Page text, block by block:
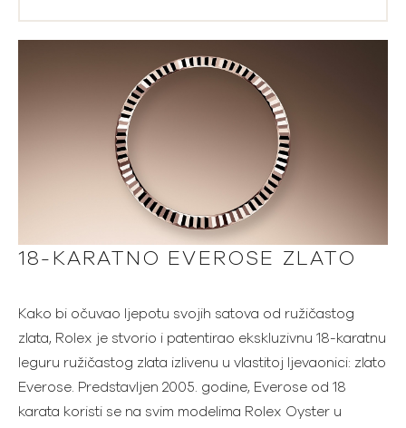
18-KARATNO EVEROSE ZLATO
Kako bi očuvao ljepotu svojih satova od ružičastog
zlata, Rolex je stvorio i patentirao ekskluzivnu 18-karatnu
leguru ružičastog zlata izlivenu u vlastitoj ljevaonici: zlato
Everose. Predstavljen 2005. godine, Everose od 18
karata koristi se na svim modelima Rolex Oyster u